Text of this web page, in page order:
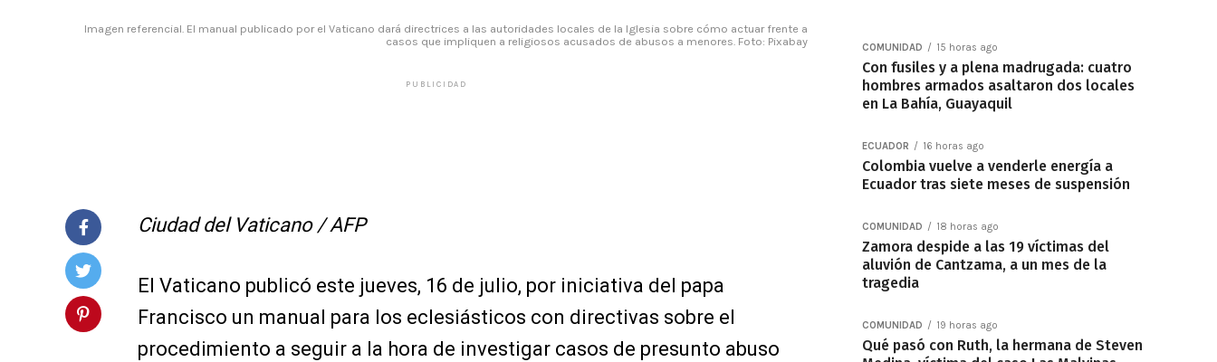
Imagen referencial. El manual publicado por el Vaticano dará directrices a las autoridades locales de la Iglesia sobre cómo actuar frente a
casos que impliquen a religiosos acusados de abusos a menores. Foto: Pixabay
PUBLICIDAD
Ciudad del Vaticano / AFP
El Vaticano publicó este jueves, 16 de julio, por iniciativa del papa
Francisco un manual para los eclesiásticos con directivas sobre el
procedimiento a seguir a la hora de investigar casos de presunto abuso
COMUNIDAD 15 horas ago
Con fusiles y a plena madrugada: cuatro
hombres armados asaltaron dos locales
en La Bahía, Guayaquil
ECUADOR 16 horas ago
Colombia vuelve a venderle energía a
Ecuador tras siete meses de suspensión
COMUNIDAD 18 horas ago
Zamora despide a las 19 víctimas del
aluvión de Cantzama, a un mes de la
tragedia
COMUNIDAD 19 horas ago
Qué pasó con Ruth, la hermana de Steven